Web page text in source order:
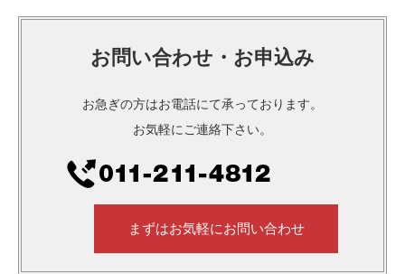
お問い合わせ・お申込み
お急ぎの方はお電話にて承っております。
お気軽にご連絡下さい。
まずはお気軽にお問い合わせ